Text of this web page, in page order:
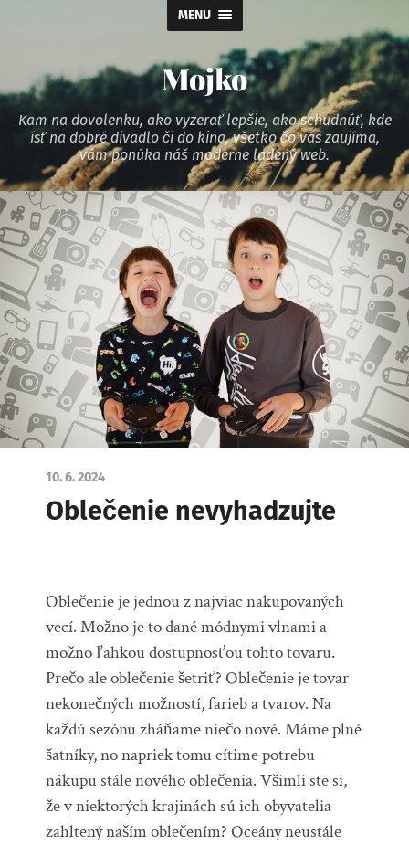
MENU
Mojko
Kam na dovolenku, ako vyzerať lepšie, ako schudnúť, kde
ísť na dobré divadlo či do kina, všetko čo vás zaujíma,
vám ponúka náš moderne ladený web.
10. 6. 2024
Oblečenie nevyhadzujte
Oblečenie je jednou z najviac nakupovaných
vecí. Možno je to dané módnymi vlnami a
možno ľahkou dostupnosťou tohto tovaru.
Prečo ale oblečenie šetriť? Oblečenie je tovar
nekonečných možností, farieb a tvarov. Na
každú sezónu zháňame niečo nové. Máme plné
šatníky, no napriek tomu cítime potrebu
nákupu stále nového oblečenia. Všimli ste si,
že v niektorých krajinách sú ich obyvatelia
zahltený naším oblečením? Oceány neustále